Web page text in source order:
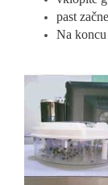
past
Na